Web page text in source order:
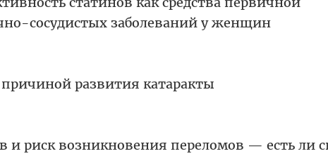
сосудистых заболеваний у женщин
развития катаракты
и риск возникновения переломов — есть ли